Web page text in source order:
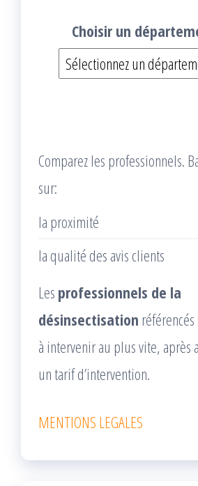
Choisir un
Comparez les professionnels.
sur:
la proximité
la qualité des avis clients
Les professionnels de la
désinsectisation référencés
à intervenir au plus vite, après
un tarif d’intervention.
MENTIONS LEGALES